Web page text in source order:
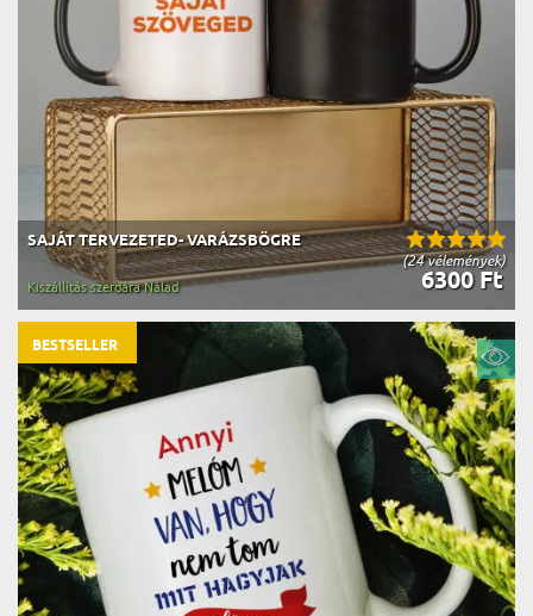
(24 vélemények)
SAJÁT TERVEZETED- VARÁZSBÖGRE
6300 Ft
Kiszállítás szerdára Nálad
BESTSELLER